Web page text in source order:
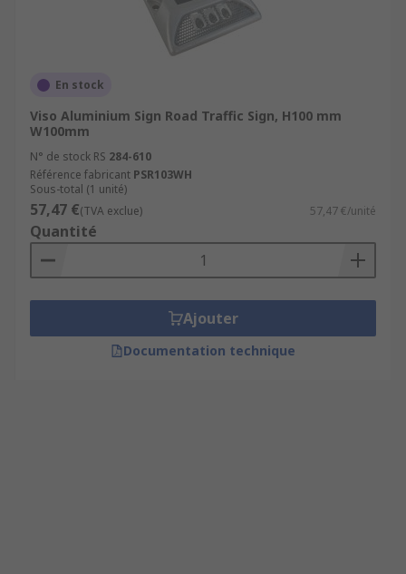
En stock
Viso Aluminium Sign Road Traffic Sign, H100 mm
W100mm
N° de stock RS 284-610
Référence fabricant PSR103WH
Sous-total (1 unité)
57,47 €(TVA exclue) 57,47 €/unité
Quantité
Ajouter
Documentation technique